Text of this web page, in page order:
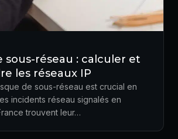
sous-réseau : calculer et
les réseaux IP
de sous-réseau est crucial en
incidents réseau signalés en
trouvent leur…